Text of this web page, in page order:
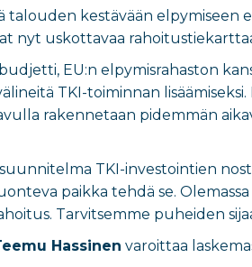
talouden kestävään elpymiseen
nyt uskottavaa
EU:n elpymisrahaston
TKI-toiminnan
rakennetaan pidemmän
TKI-investointien
paikka tehdä se.
Tarvitsemme puheiden
Hassinen varoittaa